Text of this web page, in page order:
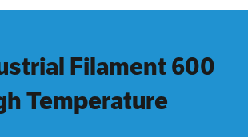
Filament 600
Temperature